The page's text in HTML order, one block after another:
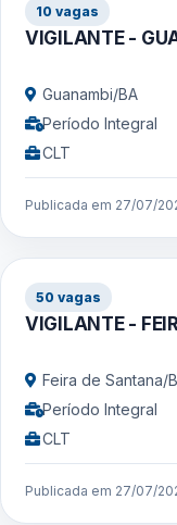
10 vagas
VIGILANTE -
Guanambi/BA
Período Integral
CLT
Publicada em 27/07/
50 vagas
VIGILANTE -
Feira de Santana/
Período Integral
CLT
Publicada em 27/07/